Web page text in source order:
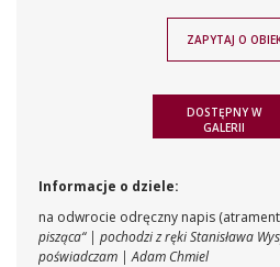
ZAPYTAJ O
DOSTĘPNY W
GALERII
Informacje o dziele:
na odwrocie odręczny napis
pisząca“ | pochodzi z ręki Stanisława
poświadczam | Adam Chmiel